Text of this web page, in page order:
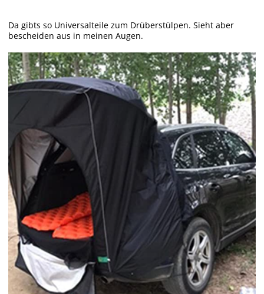
Da gibts so Universalteile zum Drüberstülpen. Sieht aber
bescheiden aus in meinen Augen.